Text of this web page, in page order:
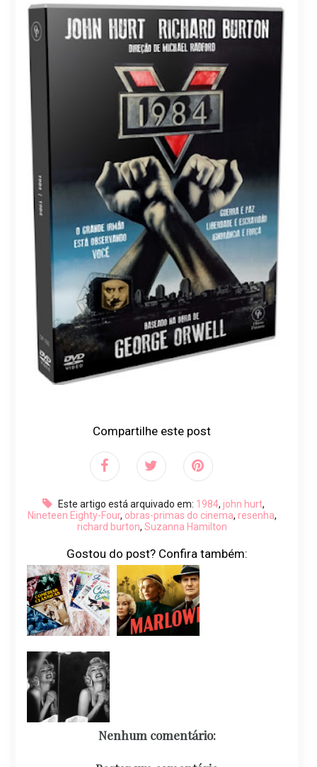
Compartilhe este post
Este artigo está arquivado em: 1984, john hurt,
Nineteen Eighty-Four, obras-primas do cinema, resenha,
richard burton, Suzanna Hamilton
Gostou do post? Confira também:
Nenhum comentário: